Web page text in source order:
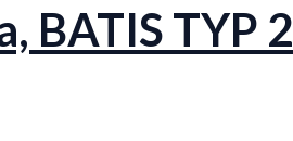
BATIS TYP 2